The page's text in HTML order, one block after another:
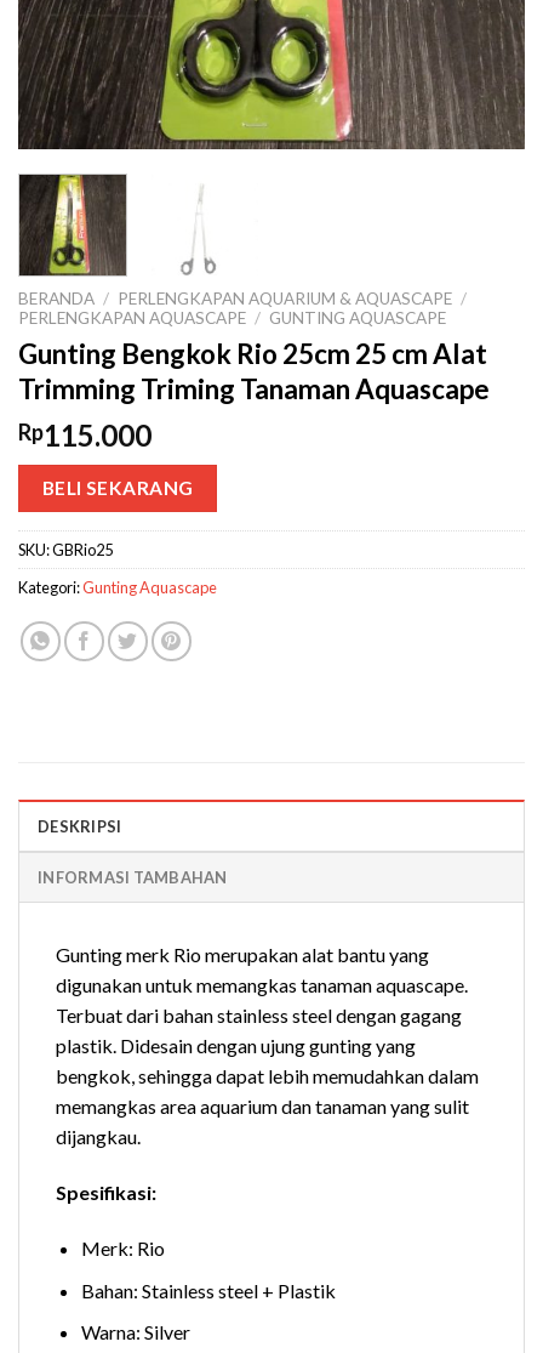
BERANDA / PERLENGKAPAN AQUARIUM & AQUASCAPE /
PERLENGKAPAN AQUASCAPE / GUNTING AQUASCAPE
Gunting Bengkok Rio 25cm 25 cm Alat
Trimming Triming Tanaman Aquascape
Rp115.000
BELI SEKARANG
SKU:GBRio25
Kategori:Gunting Aquascape
DESKRIPSI
INFORMASI TAMBAHAN
Gunting merk Rio merupakan alat bantu yang
digunakan untuk memangkas tanaman aquascape.
Terbuat dari bahan stainless steel dengan gagang
plastik. Didesain dengan ujung gunting yang
bengkok, sehingga dapat lebih memudahkan dalam
memangkas area aquarium dan tanaman yang sulit
dijangkau.
Spesifikasi:
Merk: Rio
Bahan: Stainless steel + Plastik
Warna: Silver